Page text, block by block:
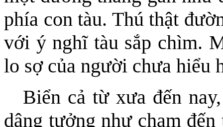
phía con tàu. Thú thật
với ý nghĩ tàu sắp chìm.
lo sợ của người chưa hiểu
Biển cả từ xưa đến
dâng tưởng như chạm